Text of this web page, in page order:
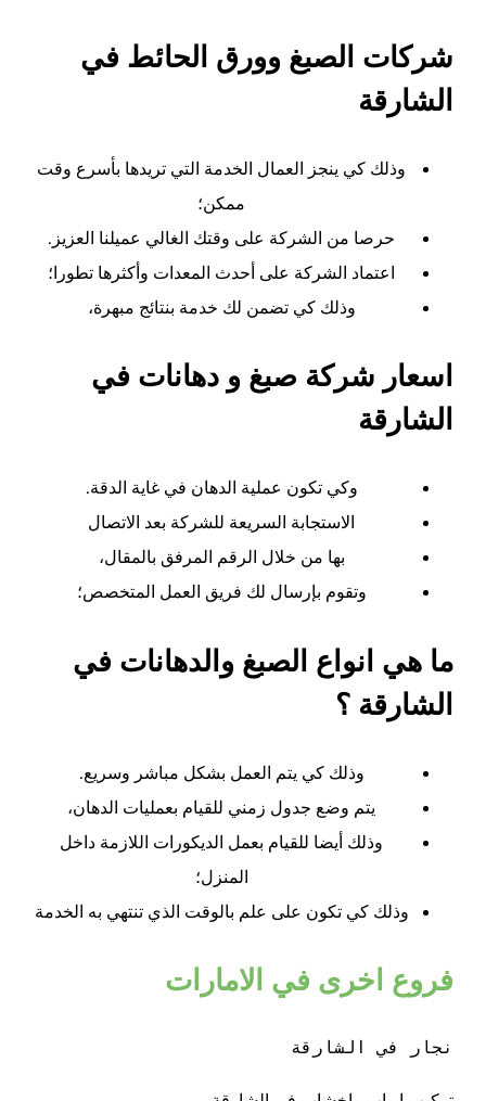
شركات الصبغ وورق الحائط في
الشارقة
وذلك كي ينجز العمال الخدمة التي تريدها بأسرع وقت
ممكن؛
حرصا من الشركة على وقتك الغالي عميلنا العزيز.
اعتماد الشركة على أحدث المعدات وأكثرها تطورا؛
وذلك كي تضمن لك خدمة بنتائج مبهرة،
اسعار شركة صبغ و دهانات في
الشارقة
وكي تكون عملية الدهان في غاية الدقة.
الاستجابة السريعة للشركة بعد الاتصال
بها من خلال الرقم المرفق بالمقال،
وتقوم بإرسال لك فريق العمل المتخصص؛
ما هي انواع الصبغ والدهانات في
الشارقة ؟
وذلك كي يتم العمل بشكل مباشر وسريع.
يتم وضع جدول زمني للقيام بعمليات الدهان،
وذلك أيضا للقيام بعمل الديكورات اللازمة داخل
المنزل؛
وذلك كي تكون على علم بالوقت الذي تنتهي به الخدمة
فروع اخرى في الامارات
نجار في الشارقة